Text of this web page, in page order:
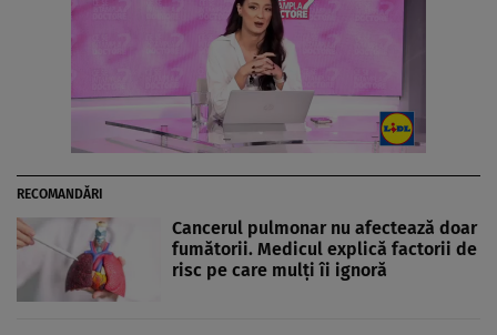
RECOMANDĂRI
Cancerul pulmonar nu afectează doar
fumătorii. Medicul explică factorii de
risc pe care mulți îi ignoră